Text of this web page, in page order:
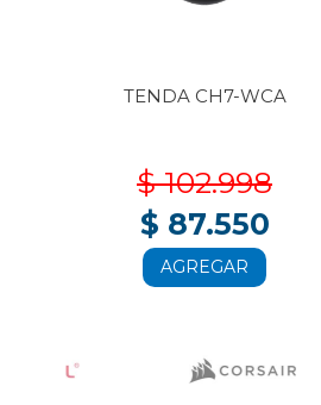
TENDA CH7-WCA
$ 102.998
$ 87.550
AGREGAR